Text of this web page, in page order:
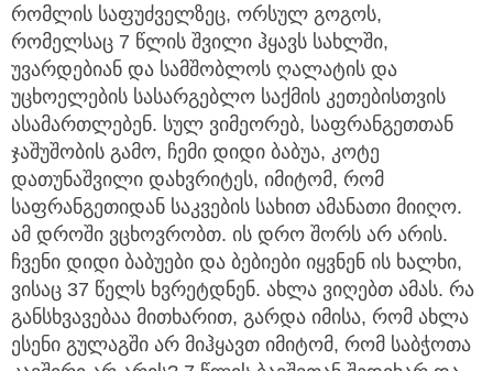
რომლის საფუძველზეც, ორსულ გოგოს,
რომელსაც 7 წლის შვილი ჰყავს სახლში,
უვარდებიან და სამშობლოს ღალატის და
უცხოელების სასარგებლო საქმის კეთებისთვის
ასამართლებენ. სულ ვიმეორებ, საფრანგეთთან
ჯაშუშობის გამო, ჩემი დიდი ბაბუა, კოტე
დათუნაშვილი დახვრიტეს, იმიტომ, რომ
საფრანგეთიდან საკვების სახით ამანათი მიიღო.
ამ დროში ვცხოვრობთ. ის დრო შორს არ არის.
ჩვენი დიდი ბაბუები და ბებიები იყვნენ ის ხალხი,
ვისაც 37 წელს ხვრეტდნენ. ახლა ვიღებთ ამას. რა
განსხვავებაა მითხარით, გარდა იმისა, რომ ახლა
ესენი გულაგში არ მიჰყავთ იმიტომ, რომ საბჭოთა